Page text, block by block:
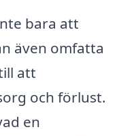
bara att
även omfatta
att
och förlust.
en